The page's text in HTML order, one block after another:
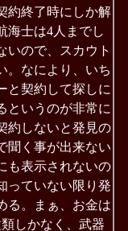
約終了時にしか解
海士は4人までし
いので、スカウト
。なにより、いち
と契約して探しに
というのが非常に
約しないと発見の
聞く事が出来ない
も表示されないの
っていない限り発
る。まぁ、お金は
しかなく、武器